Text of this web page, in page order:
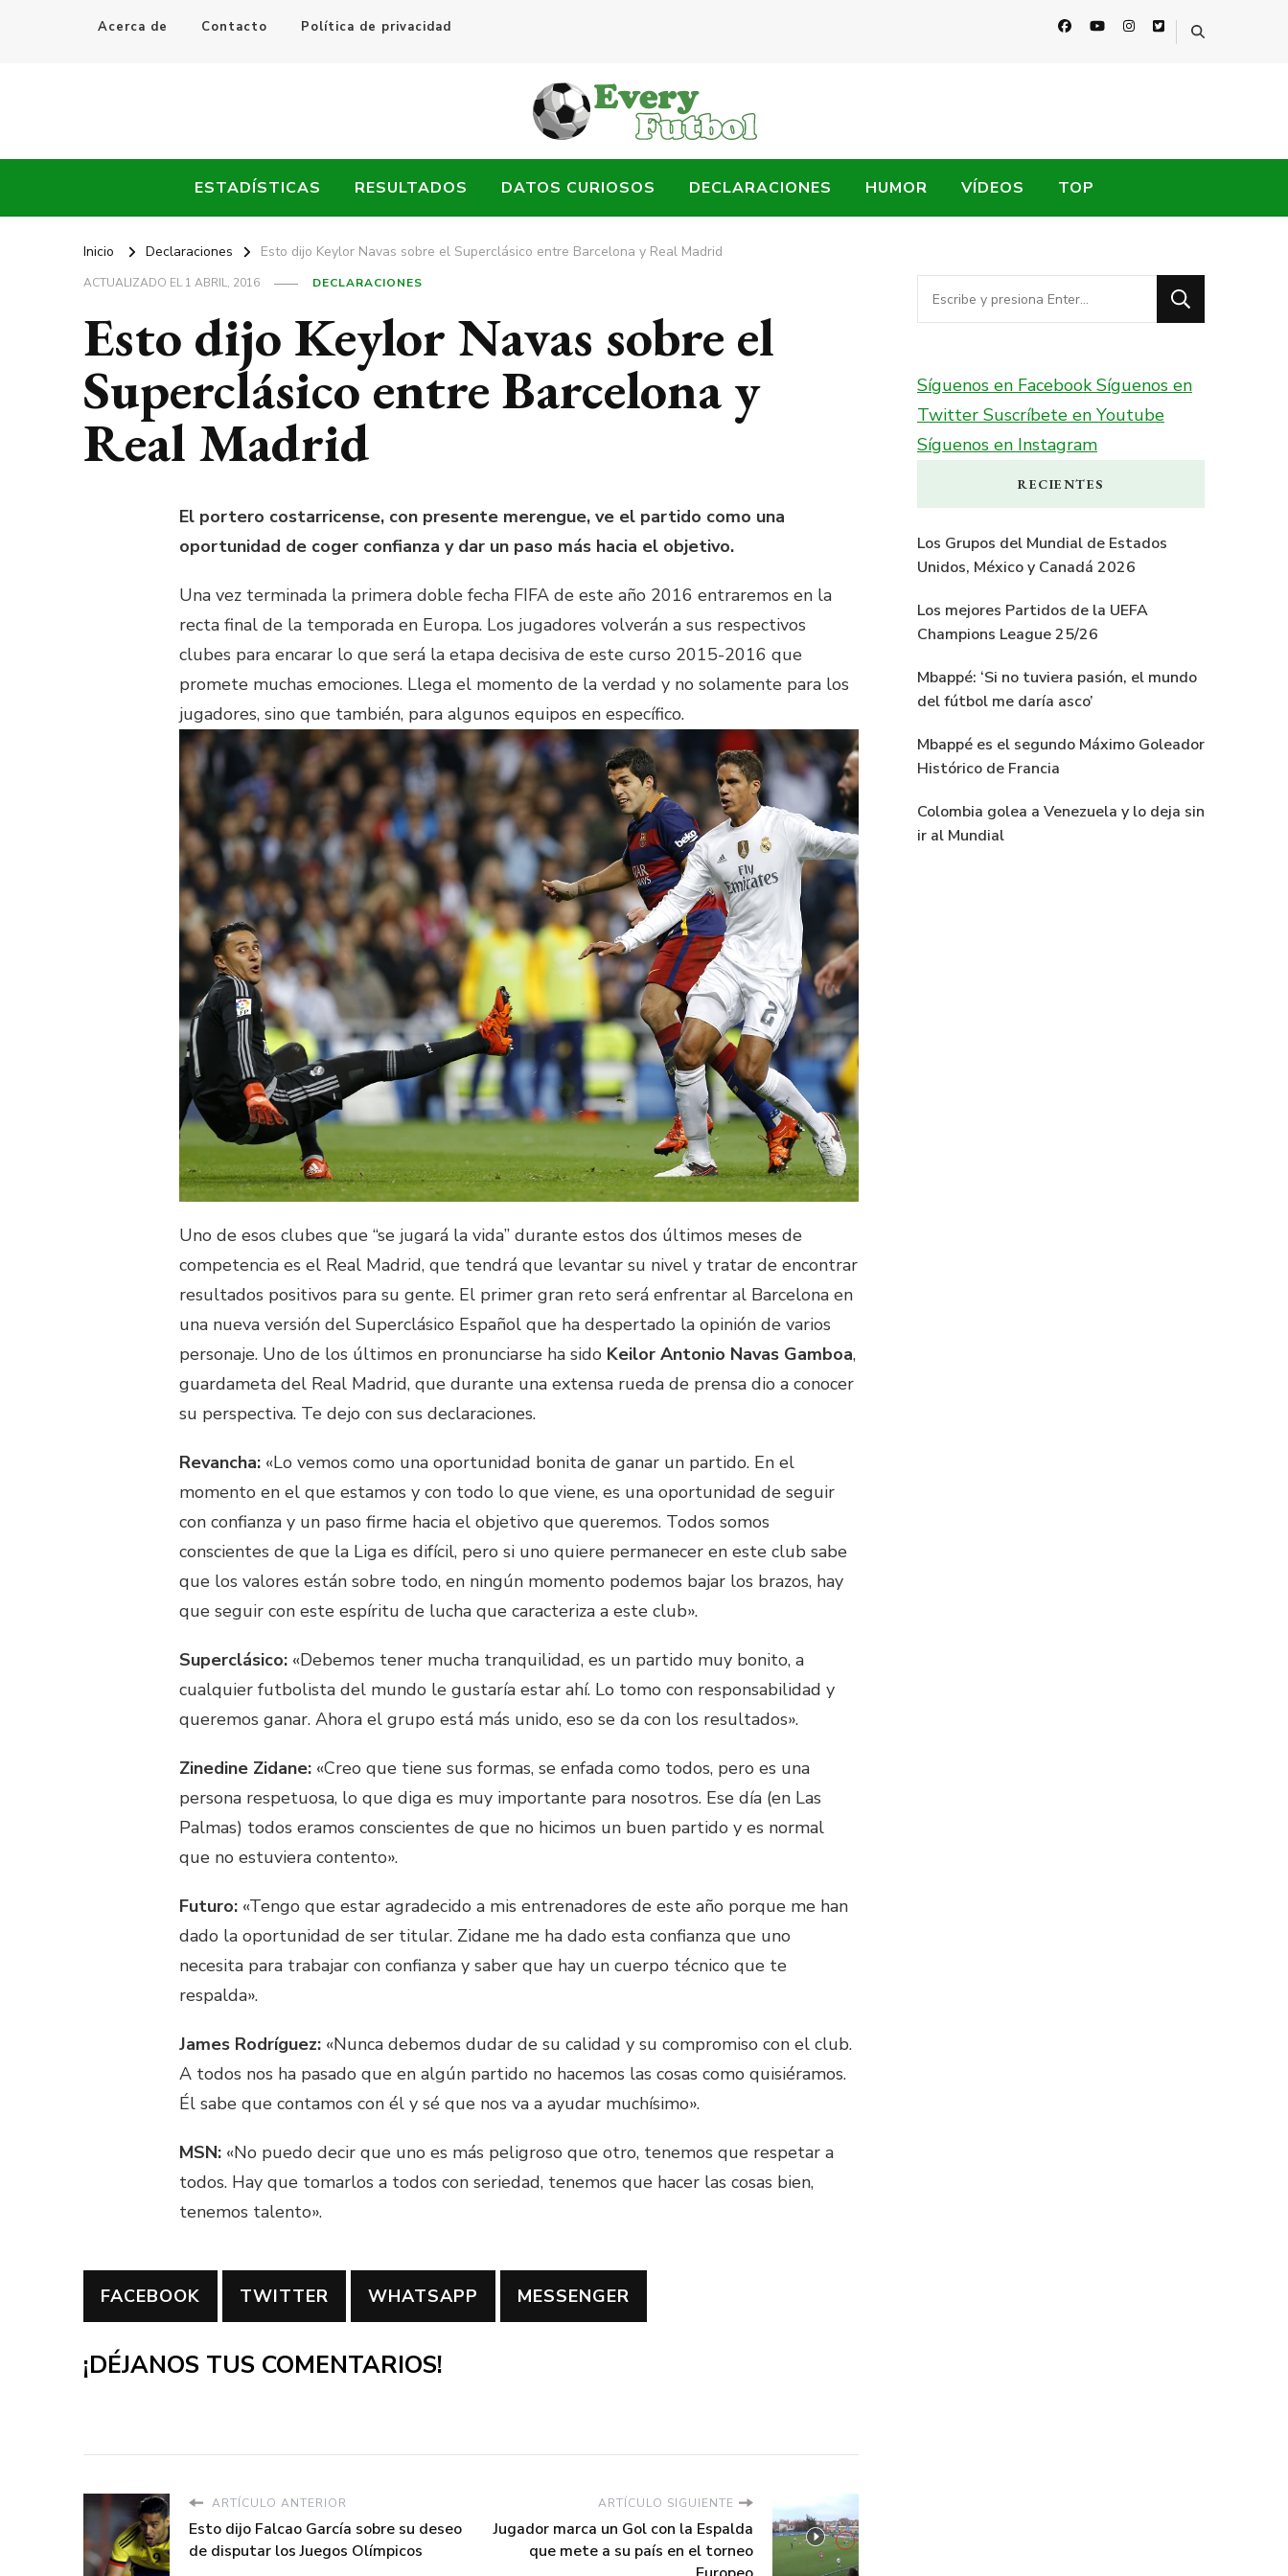
Acerca de Contacto Política de privacidad
Every Fútbol
ESTADÍSTICAS RESULTADOS DATOS CURIOSOS DECLARACIONES HUMOR VÍDEOS TOP
Inicio Declaraciones Esto dijo Keylor Navas sobre el Superclásico entre Barcelona y Real Madrid
ACTUALIZADO EL1 ABRIL, 2016 DECLARACIONES
Esto dijo Keylor Navas sobre el
Superclásico entre Barcelona y
Real Madrid
El portero costarricense, con presente merengue, ve el partido como una
oportunidad de coger confianza y dar un paso más hacia el objetivo.
Una vez terminada la primera doble fecha FIFA de este año 2016 entraremos en la
recta final de la temporada en Europa. Los jugadores volverán a sus respectivos
clubes para encarar lo que será la etapa decisiva de este curso 2015-2016 que
promete muchas emociones. Llega el momento de la verdad y no solamente para los
jugadores, sino que también, para algunos equipos en específico.
Uno de esos clubes que “se jugará la vida” durante estos dos últimos meses de
competencia es el Real Madrid, que tendrá que levantar su nivel y tratar de encontrar
resultados positivos para su gente. El primer gran reto será enfrentar al Barcelona en
una nueva versión del Superclásico Español que ha despertado la opinión de varios
personaje. Uno de los últimos en pronunciarse ha sido Keilor Antonio Navas Gamboa,
guardameta del Real Madrid, que durante una extensa rueda de prensa dio a conocer
su perspectiva. Te dejo con sus declaraciones.
Revancha: «Lo vemos como una oportunidad bonita de ganar un partido. En el
momento en el que estamos y con todo lo que viene, es una oportunidad de seguir
con confianza y un paso firme hacia el objetivo que queremos. Todos somos
conscientes de que la Liga es difícil, pero si uno quiere permanecer en este club sabe
que los valores están sobre todo, en ningún momento podemos bajar los brazos, hay
que seguir con este espíritu de lucha que caracteriza a este club».
Superclásico: «Debemos tener mucha tranquilidad, es un partido muy bonito, a
cualquier futbolista del mundo le gustaría estar ahí. Lo tomo con responsabilidad y
queremos ganar. Ahora el grupo está más unido, eso se da con los resultados».
Zinedine Zidane: «Creo que tiene sus formas, se enfada como todos, pero es una
persona respetuosa, lo que diga es muy importante para nosotros. Ese día (en Las
Palmas) todos eramos conscientes de que no hicimos un buen partido y es normal
que no estuviera contento».
Futuro: «Tengo que estar agradecido a mis entrenadores de este año porque me han
dado la oportunidad de ser titular. Zidane me ha dado esta confianza que uno
necesita para trabajar con confianza y saber que hay un cuerpo técnico que te
respalda».
James Rodríguez: «Nunca debemos dudar de su calidad y su compromiso con el club.
A todos nos ha pasado que en algún partido no hacemos las cosas como quisiéramos.
Él sabe que contamos con él y sé que nos va a ayudar muchísimo».
MSN: «No puedo decir que uno es más peligroso que otro, tenemos que respetar a
todos. Hay que tomarlos a todos con seriedad, tenemos que hacer las cosas bien,
tenemos talento».
FACEBOOK TWITTER WHATSAPP MESSENGER
¡DÉJANOS TUS COMENTARIOS!
ARTÍCULO ANTERIOR
Esto dijo Falcao García sobre su deseo
de disputar los Juegos Olímpicos
ARTÍCULO SIGUIENTE
Jugador marca un Gol con la Espalda
que mete a su país en el torneo
¿Buscas
algo?
Síguenos en FacebookSíguenos en
Twitter Suscríbete en Youtube
Síguenos en Instagram
RECIENTES
Los Grupos del Mundial de Estados
Unidos, México y Canadá 2026
Los mejores Partidos de la UEFA
Champions League 25/26
Mbappé: ‘Si no tuviera pasión, el mundo
del fútbol me daría asco’
Mbappé es el segundo Máximo Goleador
Histórico de Francia
Colombia golea a Venezuela y lo deja sin
ir al Mundial